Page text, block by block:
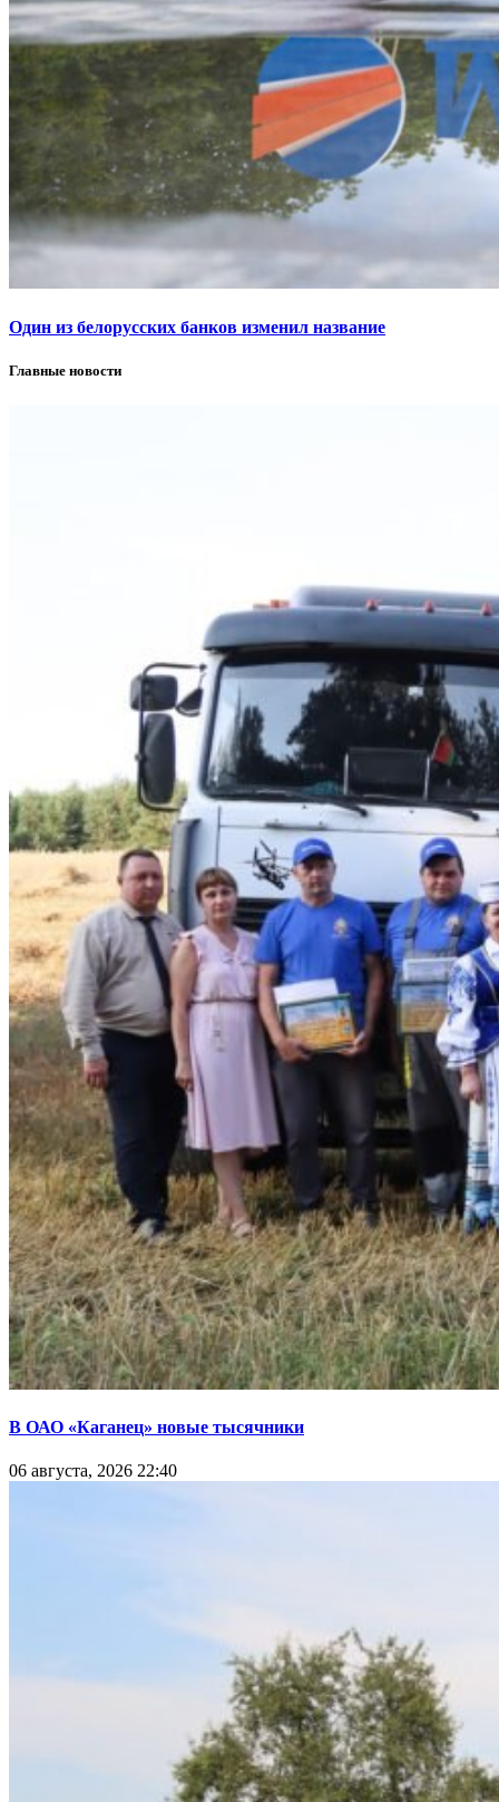
Один из белорусских банков изменил название
Главные новости
В ОАО «Каганец» новые тысячники
06 августа, 2026 22:40